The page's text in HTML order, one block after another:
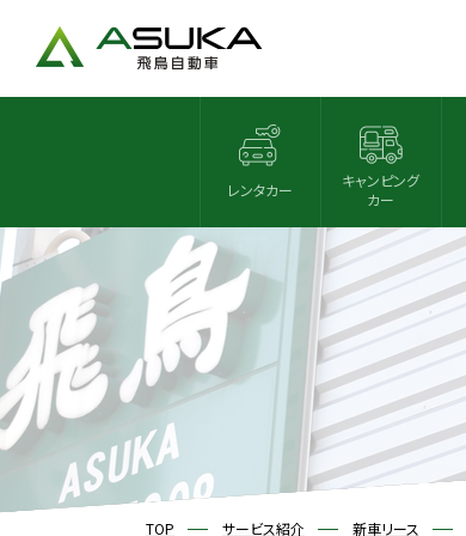
レンタカー
キャンピング
カー
TOP サービス紹介 新車リース